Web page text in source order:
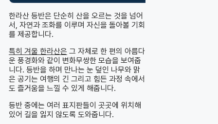
한라산 등반은 단순히 산을 오르는 것을 넘어
서, 자연과 조화를 이루며 자신을 돌아볼 기회
를 제공합니다.
특히 겨울 한라산은 그 자체로 한 편의 아름다
운 풍경화와 같이 변화무쌍한 모습을 보여줍
니다. 등반을 하며 만나는 눈 덮인 나무와 맑
은 공기는 여행의 긴 그리고 힘든 과정 속에서
도 즐거움을 느낄 수 있게 해줍니다.
등반 중에는 여러 표지판들이 곳곳에 위치해
있어 길을 잃지 않도록 도와줍니다.